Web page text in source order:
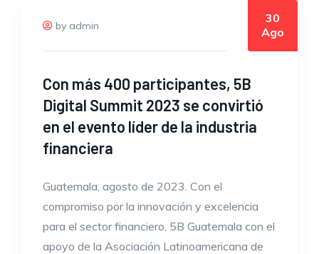
by admin
30
Ago
Con más 400 participantes, 5B
Digital Summit 2023 se convirtió
en el evento líder de la industria
financiera
Guatemala, agosto de 2023. Con el
compromiso por la innovación y excelencia
para el sector financiero, 5B Guatemala con el
apoyo de la Asociación Latinoamericana de